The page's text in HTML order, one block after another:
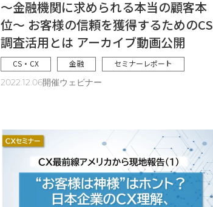
～金融機関に求められる本当の顧客本
位～ お客様の信頼を獲得するためのCS
調査活用とは アーカイブ動画公開
CS・CX 金融 セミナーレポート
2022.12.06開催ウェビナー